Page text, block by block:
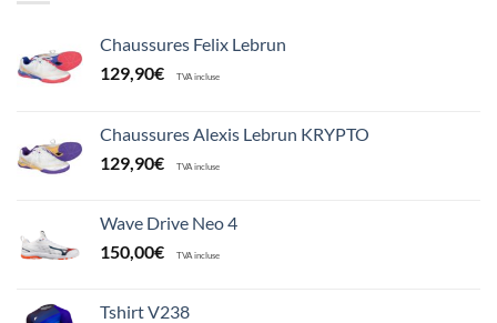
Chaussures Felix Lebrun
129,90€ TVA incluse
Chaussures Alexis Lebrun KRYPTO
129,90€ TVA incluse
Wave Drive Neo 4
150,00€ TVA incluse
Tshirt V238